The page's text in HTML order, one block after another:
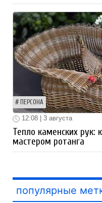
ПЕРСОНА
12:08 | 3 августа
Тепло каменских рук:
мастером ротанга
популярные